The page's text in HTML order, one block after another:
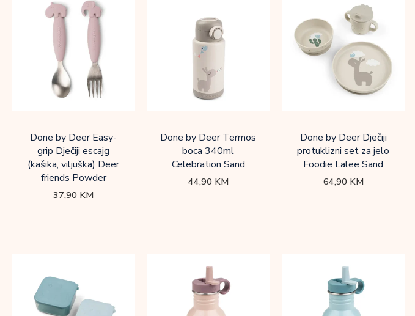
Done by Deer Easy-
grip Dječiji escajg
(kašika, viljuška) Deer
friends Powder
37,90 KM
Done by Deer Termos
boca 340ml
Celebration Sand
44,90 KM
Done by Deer Dječiji
protuklizni set za jelo
Foodie Lalee Sand
64,90 KM